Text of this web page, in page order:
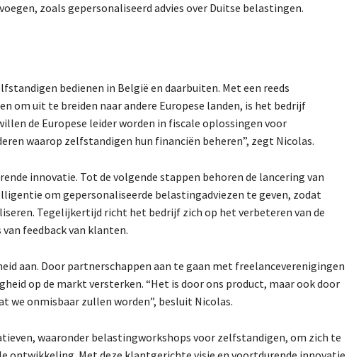
zoals gepersonaliseerd advies over Duitse belastingen.
bedienen in België en daarbuiten. Met een reeds
om uit te breiden naar andere Europese landen, is het bedrijf
de Europese leider worden in fiscale oplossingen voor
waarop zelfstandigen hun financiën beheren”, zegt Nicolas.
innovatie. Tot de volgende stappen behoren de lancering van
om gepersonaliseerde belastingadviezen te geven, zodat
Tegelijkertijd richt het bedrijf zich op het verbeteren van de
feedback van klanten.
aan. Door partnerschappen aan te gaan met freelanceverenigingen
op de markt versterken. “Het is door ons product, maar ook door
we onmisbaar zullen worden”, besluit Nicolas.
waaronder belastingworkshops voor zelfstandigen, om zich te